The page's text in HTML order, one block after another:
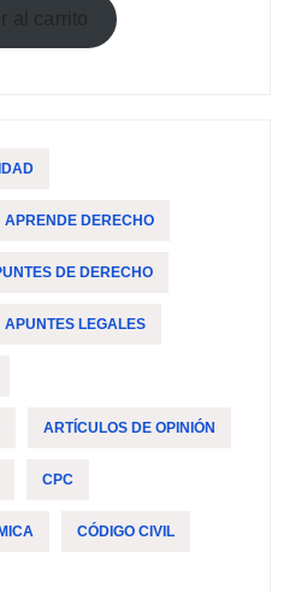
originalactual
es:
al carrito
APRENDE DERECHO
DE DERECHO
APUNTES LEGALES
ARTÍCULOS DE OPINIÓN
CPC
CÓDIGO CIVIL